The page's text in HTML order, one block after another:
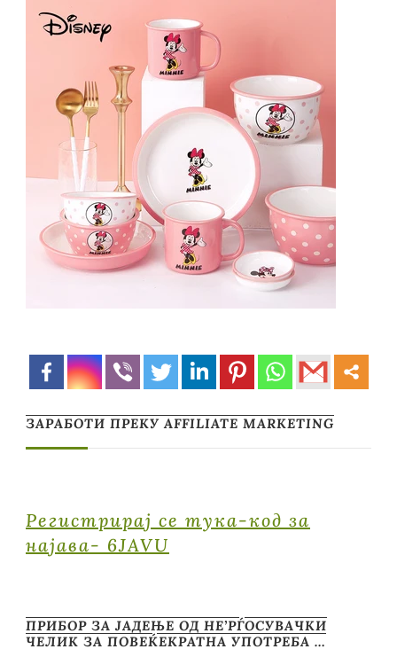
ЗАРАБОТИ ПРЕКУ AFFILIATE MARKETING
Регистрирај се тука-код за
најава- 6JAVU
ПРИБОР ЗА ЈАДЕЊЕ ОД НЕ’РЃОСУВАЧКИ
ЧЕЛИК ЗА ПОВЕЌЕКРАТНА УПОТРЕБА …